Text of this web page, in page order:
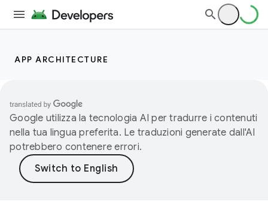
APP ARCHITECTURE
Google utilizza la tecnologia AI per tradurre i contenuti
nella tua lingua preferita. Le traduzioni generate dall'AI
potrebbero contenere errori.